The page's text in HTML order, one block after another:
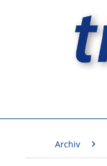
Archiv